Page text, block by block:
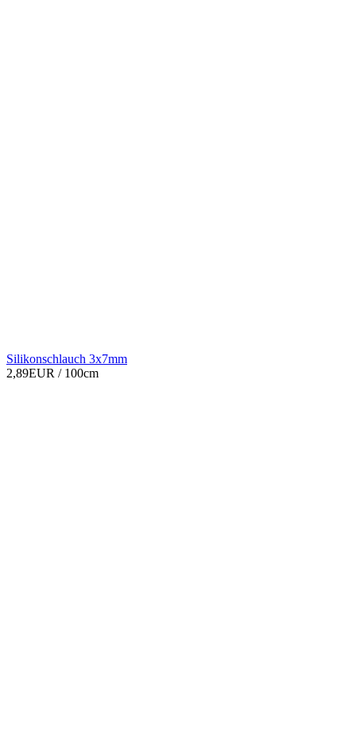
Silikonschlauch 3x7mm
2,89EUR / 100cm